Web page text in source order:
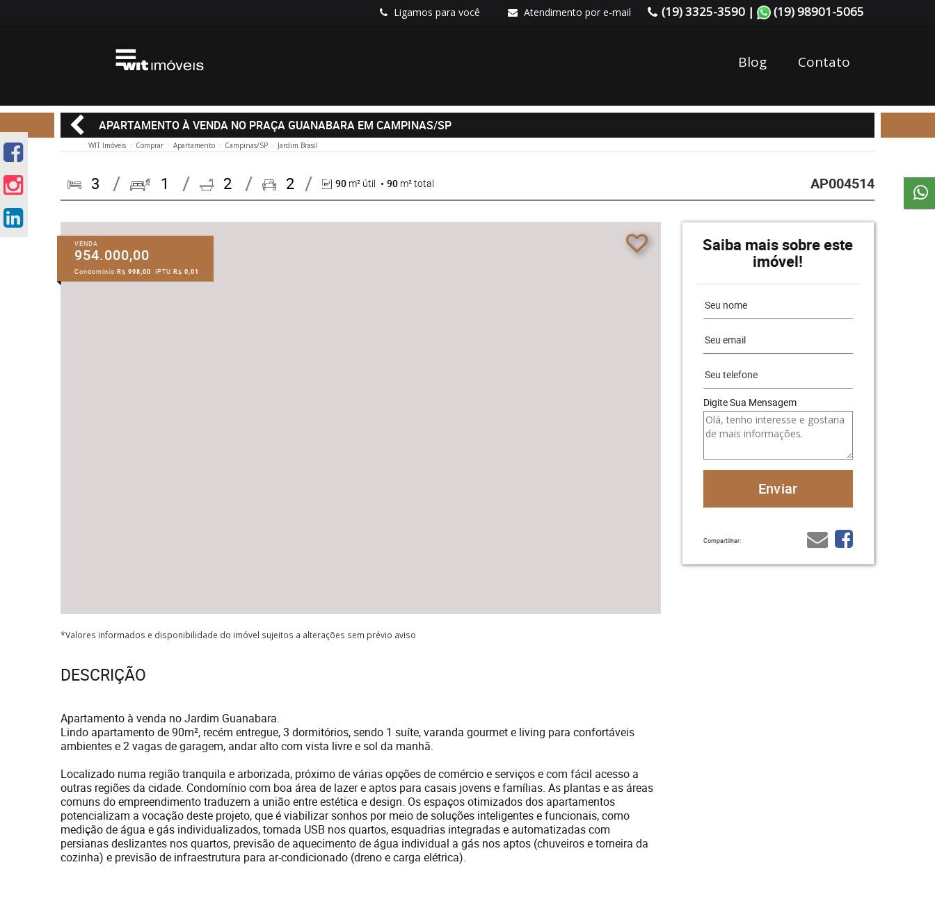
Ligamos para você Atendimento por e-mail (19) 3325-3590 | (19) 98901-5065
Blog Contato
APARTAMENTO À VENDA NO PRAÇA GUANABARA EM CAMPINAS/SP
WIT Imóveis Comprar Apartamento Campinas/SP Jardim Brasil
3 1 2 2 90 m² útil 90 m² total AP004514
VENDA
954.000,00
Condomínio R$ 998,00 IPTU R$ 0,01
Saiba mais sobre este
imóvel!
Digite Sua Mensagem
Compartilhar:
*Valores informados e disponibilidade do imóvel sujeitos a alterações sem prévio aviso
DESCRIÇÃO
Apartamento à venda no Jardim Guanabara.
Lindo apartamento de 90m², recém entregue, 3 dormitórios, sendo 1 suíte, varanda gourmet e living para confortáveis
ambientes e 2 vagas de garagem, andar alto com vista livre e sol da manhã.
Localizado numa região tranquila e arborizada, próximo de várias opções de comércio e serviços e com fácil acesso a
outras regiões da cidade. Condomínio com boa área de lazer e aptos para casais jovens e famílias. As plantas e as áreas
comuns do empreendimento traduzem a união entre estética e design. Os espaços otimizados dos apartamentos
potencializam a vocação deste projeto, que é viabilizar sonhos por meio de soluções inteligentes e funcionais, como
medição de água e gás individualizados, tomada USB nos quartos, esquadrias integradas e automatizadas com
persianas deslizantes nos quartos, previsão de aquecimento de água individual a gás nos aptos (chuveiros e torneira da
cozinha) e previsão de infraestrutura para ar-condicionado (dreno e carga elétrica).